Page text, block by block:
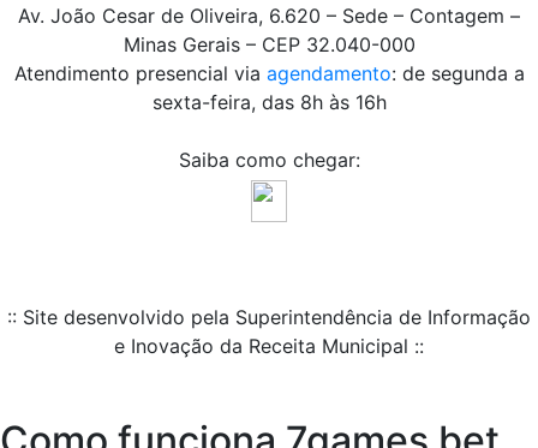
Av. João Cesar de Oliveira, 6.620 – Sede – Contagem –
Minas Gerais – CEP 32.040-000
Atendimento presencial via agendamento: de segunda a
sexta-feira, das 8h às 16h
Saiba como chegar:
:: Site desenvolvido pela Superintendência de Informação
e Inovação da Receita Municipal ::